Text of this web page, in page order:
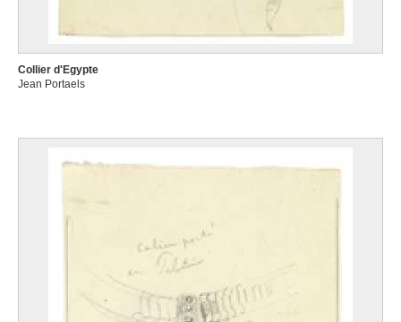
Collier d'Egypte
Jean Portaels